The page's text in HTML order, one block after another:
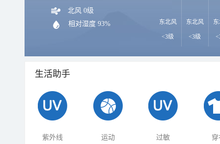
北风 0级
相对湿度 93% 东北风
<3级
东北风
<3级
生活助手
紫外线 运动 过敏 穿